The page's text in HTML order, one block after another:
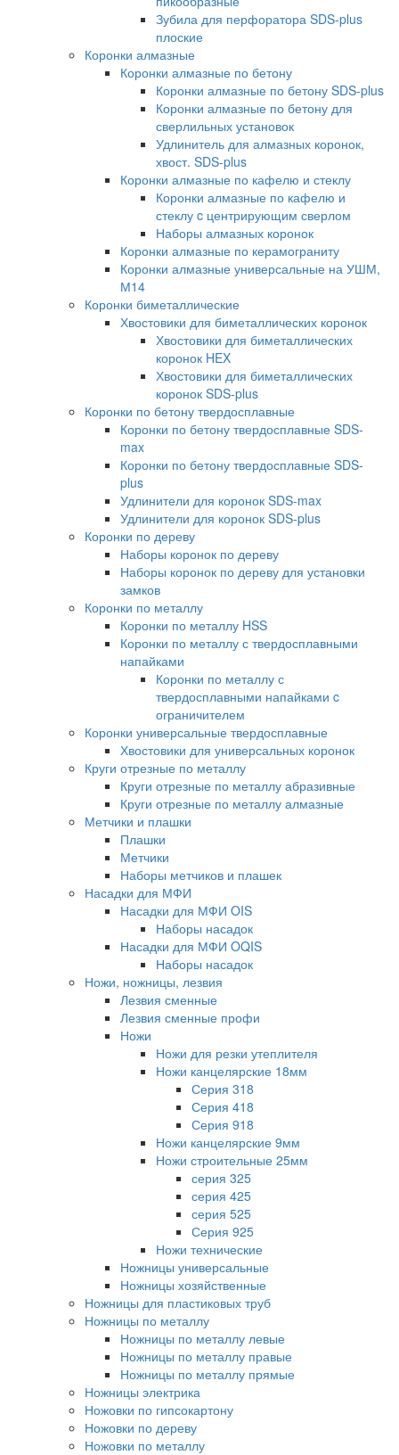
Зубила для перфоратора SDS-plus
плоские
Коронки алмазные
Коронки алмазные по бетону
Коронки алмазные по бетону SDS-plus
Коронки алмазные по бетону для
сверлильных установок
Удлинитель для алмазных коронок,
хвост. SDS-plus
Коронки алмазные по кафелю и стеклу
Коронки алмазные по кафелю и
стеклу c центрирующим сверлом
Наборы алмазных коронок
Коронки алмазные по керамограниту
Коронки алмазные универсальные на УШМ,
М14
Коронки биметаллические
Хвостовики для биметаллических коронок
Хвостовики для биметаллических
коронок HEX
Хвостовики для биметаллических
коронок SDS-plus
Коронки по бетону твердосплавные
Коронки по бетону твердосплавные SDS-
max
Коронки по бетону твердосплавные SDS-
plus
Удлинители для коронок SDS-max
Удлинители для коронок SDS-plus
Коронки по дереву
Наборы коронок по дереву
Наборы коронок по дереву для установки
замков
Коронки по металлу
Коронки по металлу HSS
Коронки по металлу с твердосплавными
напайками
Коронки по металлу с
твердосплавными напайками c
ограничителем
Коронки универсальные твердосплавные
Хвостовики для универсальных коронок
Круги отрезные по металлу
Круги отрезные по металлу абразивные
Круги отрезные по металлу алмазные
Метчики и плашки
Плашки
Метчики
Наборы метчиков и плашек
Насадки для МФИ
Насадки для МФИ OIS
Наборы насадок
Насадки для МФИ OQIS
Наборы насадок
Ножи, ножницы, лезвия
Лезвия сменные
Лезвия сменные профи
Ножи
Ножи для резки утеплителя
Ножи канцелярские 18мм
Серия 318
Серия 418
Серия 918
Ножи канцелярские 9мм
Ножи строительные 25мм
серия 325
серия 425
серия 525
Серия 925
Ножи технические
Ножницы универсальные
Ножницы хозяйственные
Ножницы для пластиковых труб
Ножницы по металлу
Ножницы по металлу левые
Ножницы по металлу правые
Ножницы по металлу прямые
Ножницы электрика
Ножовки по гипсокартону
Ножовки по дереву
Ножовки по металлу